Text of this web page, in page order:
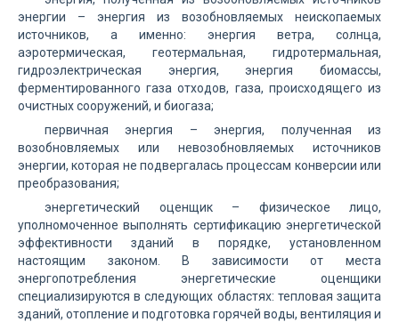
энергии – энергия из возобновляемых неископаемых
источников, а именно: энергия ветра, солнца,
аэротермическая, геотермальная, гидротермальная,
гидроэлектрическая энергия, энергия биомассы,
ферментированного газа отходов, газа, происходящего из
очистных сооружений, и биогаза;
первичная энергия – энергия, полученная из
возобновляемых или невозобновляемых источников
энергии, которая не подвергалась процессам конверсии или
преобразования;
энергетический оценщик – физическое лицо,
уполномоченное выполнять сертификацию энергетической
эффективности зданий в порядке, установленном
настоящим законом. В зависимости от места
энергопотребления энергетические оценщики
специализируются в следующих областях: тепловая защита
зданий, отопление и подготовка горячей воды, вентиляция и